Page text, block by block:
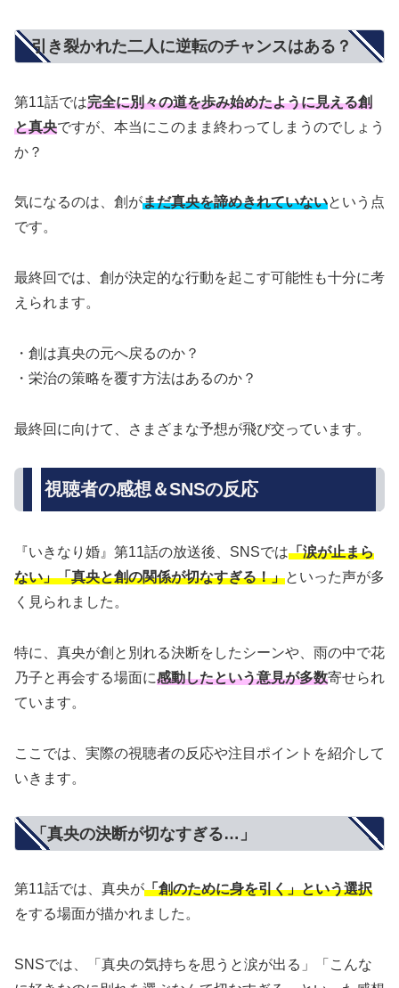
引き裂かれた二人に逆転のチャンスはある？
第11話では完全に別々の道を歩み始めたように見える創
と真央ですが、本当にこのまま終わってしまうのでしょう
か？
気になるのは、創がまだ真央を諦めきれていないという点
です。
最終回では、創が決定的な行動を起こす可能性も十分に考
えられます。
・創は真央の元へ戻るのか？
・栄治の策略を覆す方法はあるのか？
最終回に向けて、さまざまな予想が飛び交っています。
視聴者の感想＆SNSの反応
『いきなり婚』第11話の放送後、SNSでは「涙が止まら
ない」「真央と創の関係が切なすぎる！」といった声が多
く見られました。
特に、真央が創と別れる決断をしたシーンや、雨の中で花
乃子と再会する場面に感動したという意見が多数寄せられ
ています。
ここでは、実際の視聴者の反応や注目ポイントを紹介して
いきます。
「真央の決断が切なすぎる…」
第11話では、真央が「創のために身を引く」という選択
をする場面が描かれました。
SNSでは、「真央の気持ちを思うと涙が出る」「こんな